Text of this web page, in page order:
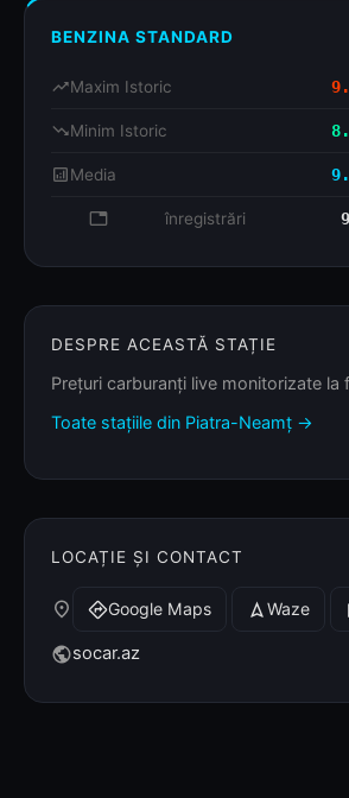
BENZINA STANDARD
trending_upMaxim Istoric
trending_downMinim Istoric
analyticsMedia
database înregistrări
DESPRE ACEASTĂ STAȚIE
Prețuri carburanți live monitorizate la
Toate stațiile din Piatra-Neamț →
LOCAȚIE ȘI CONTACT
place directionsGoogle Maps navigation Waze
publicsocar.az